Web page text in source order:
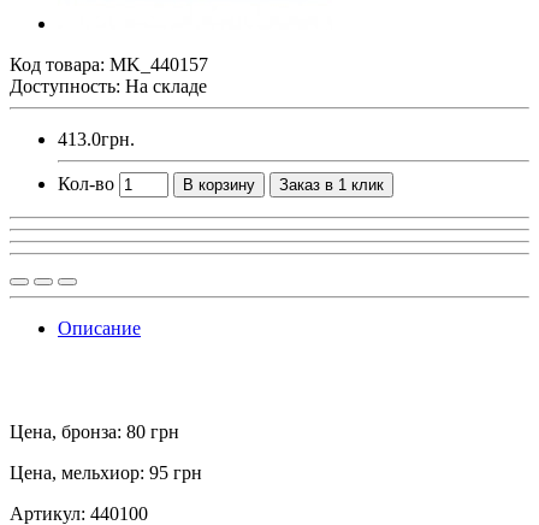
Код товара: MK_440157
Доступность: На складе
413.0грн.
Кол-во В корзину Заказ в 1 клик
Описание
Цена, бронза: 80 грн
Цена, мельхиор: 95 грн
Артикул: 440100